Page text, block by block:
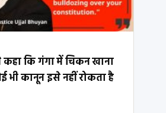
कहा कि गंगा में चिकन खाना
भी कानून इसे नहीं रोकता है